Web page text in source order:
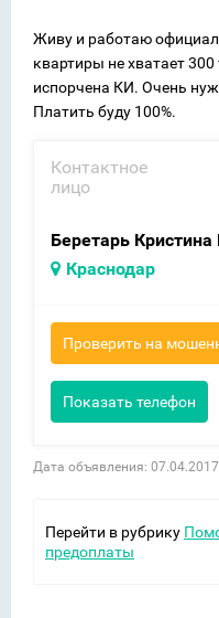
Живу и работаю
квартиры не хватает
испорчена КИ. Очень
Платить буду 100%.
Контактное
лицо
Беретарь
Краснодар
Проверить на
Показать телефон
Дата объявления: 07.04.2017
Перейти в рубрику
предоплаты